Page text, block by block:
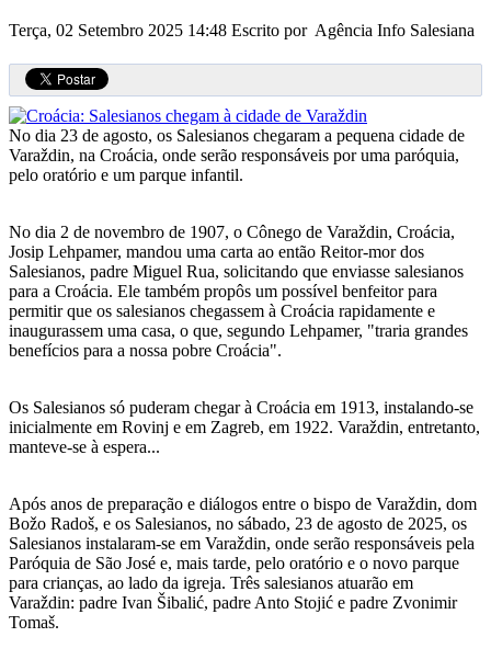
Terça, 02 Setembro 2025 14:48 Escrito por Agência Info Salesiana
No dia 23 de agosto, os Salesianos chegaram a pequena cidade de
Varaždin, na Croácia, onde serão responsáveis por uma paróquia,
pelo oratório e um parque infantil.
No dia 2 de novembro de 1907, o Cônego de Varaždin, Croácia,
Josip Lehpamer, mandou uma carta ao então Reitor-mor dos
Salesianos, padre Miguel Rua, solicitando que enviasse salesianos
para a Croácia. Ele também propôs um possível benfeitor para
permitir que os salesianos chegassem à Croácia rapidamente e
inaugurassem uma casa, o que, segundo Lehpamer, "traria grandes
benefícios para a nossa pobre Croácia".
Os Salesianos só puderam chegar à Croácia em 1913, instalando-se
inicialmente em Rovinj e em Zagreb, em 1922. Varaždin, entretanto,
manteve-se à espera...
Após anos de preparação e diálogos entre o bispo de Varaždin, dom
Božo Radoš, e os Salesianos, no sábado, 23 de agosto de 2025, os
Salesianos instalaram-se em Varaždin, onde serão responsáveis pela
Paróquia de São José e, mais tarde, pelo oratório e o novo parque
para crianças, ao lado da igreja. Três salesianos atuarão em
Varaždin: padre Ivan Šibalić, padre Anto Stojić e padre Zvonimir
Tomaš.